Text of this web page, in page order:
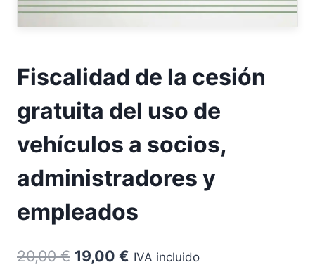
Fiscalidad de la cesión
gratuita del uso de
vehículos a socios,
administradores y
empleados
20,00€ El
19,00 € El
IVA incluido